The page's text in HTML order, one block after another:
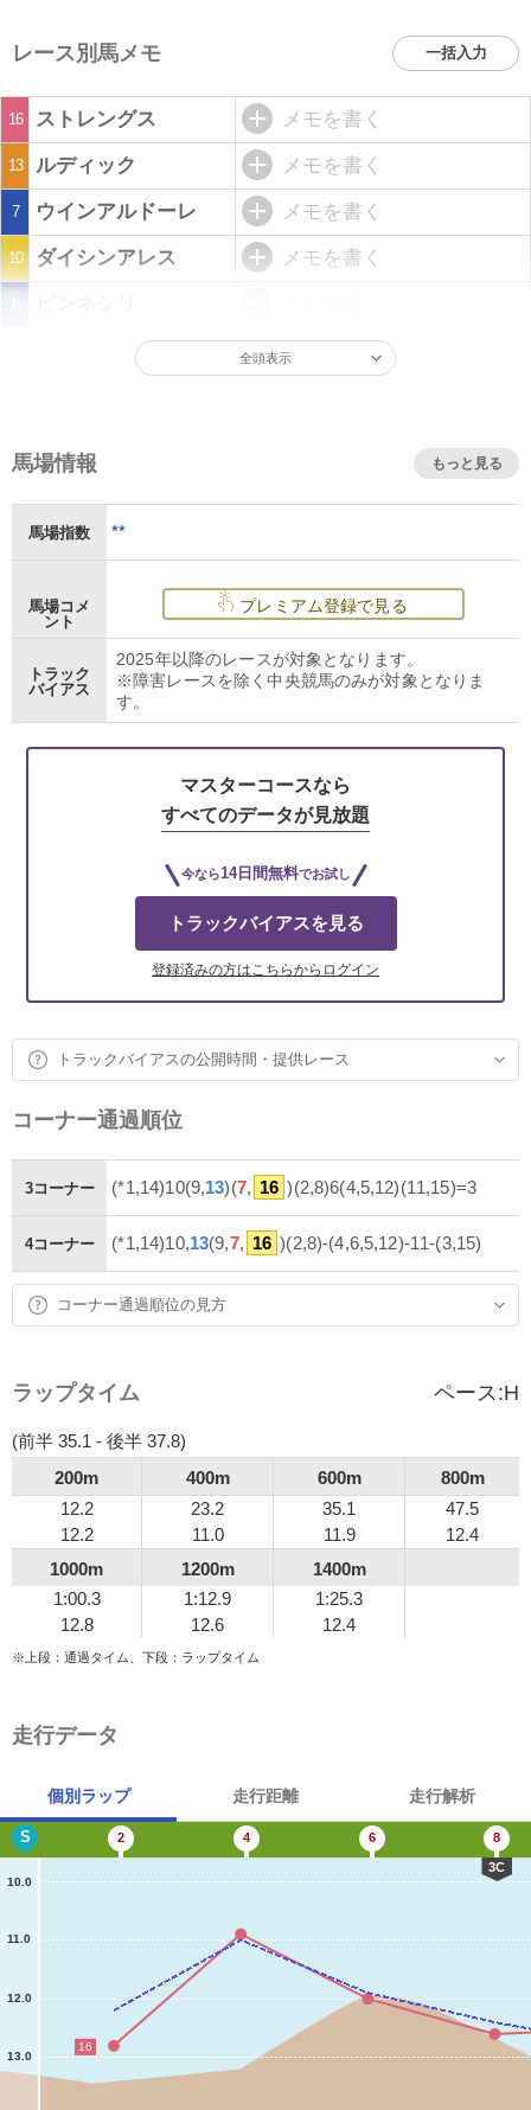
レース別馬メモ 一括入力
16 ストレングス メモを書く
13 ルディック メモを書く
7 ウインアルドーレ メモを書く
10 ダイシンアレス メモを書く
全頭表示
馬場情報 もっと見る
馬場指数 **
馬場コメ
ント
プレミアム登録で見る
トラック
バイアス
2025年以降のレースが対象となります。
※障害レースを除く中央競馬のみが対象となりま
す。
マスターコースなら
すべてのデータが見放題
今なら14日間無料でお試し
トラックバイアスを見る
登録済みの方はこちらからログイン
トラックバイアスの公開時間・提供レース
コーナー通過順位
3コーナー (*1,14)10(9,13)(7, 16 )(2,8)6(4,5,12)(11,15)=3
4コーナー (*1,14)10,13(9,7, 16 )(2,8)-(4,6,5,12)-11-(3,15)
コーナー通過順位の見方
ラップタイム ペース:H
(前半 35.1 - 後半 37.8)
200m
400m 600m
800m
12.2
12.2
23.2
11.0
35.1
11.9
47.5
12.4
1000m
1200m
1400m
1:00.3
12.8
1:12.9
12.6
1:25.3
12.4
※上段：通過タイム、下段：ラップタイム
走行データ
個別ラップ 走行距離 走行解析
10.0
11.0
12.0
13.0
S 2 4 6 8
3C
16